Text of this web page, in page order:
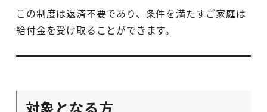
この制度は返済不要であり、条件を満たすご家庭は
給付金を受け取ることができます。
対象となる方